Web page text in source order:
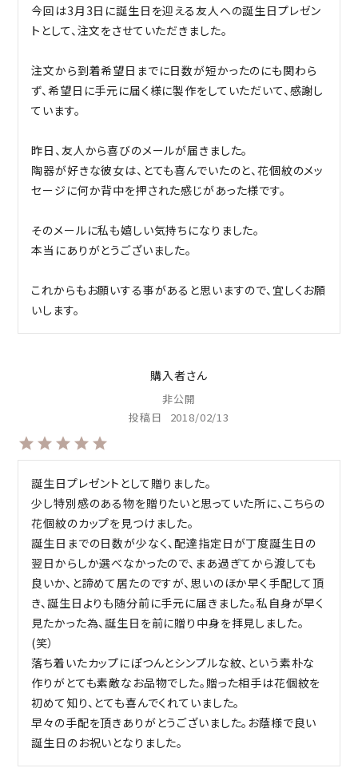
今回は3月3日に誕生日を迎える友人への誕生日プレゼン
トとして、注文をさせていただきました。
注文から到着希望日までに日数が短かったのにも関わら
ず、希望日に手元に届く様に製作をしていただいて、感謝し
ています。
昨日、友人から喜びのメールが届きました。
陶器が好きな彼女は、とても喜んでいたのと、花個紋のメッ
セージに何か背中を押された感じがあった様です。
そのメールに私も嬉しい気持ちになりました。
本当にありがとうございました。
これからもお願いする事があると思いますので、宜しくお願
購入者
非公開
投稿日
2018/02/13
誕生日プレゼントとして贈りました。
少し特別感のある物を贈りたいと思っていた所に、こちらの
花個紋のカップを見つけました。
誕生日までの日数が少なく、配達指定日が丁度誕生日の
翌日からしか選べなかったので、まあ過ぎてから渡しても
良いか、と諦めて居たのですが、思いのほか早く手配して頂
き、誕生日よりも随分前に手元に届きました。私自身が早く
見たかった為、誕生日を前に贈り中身を拝見しました。
(笑）
落ち着いたカップにぽつんとシンプルな紋、という素朴な
作りがとても素敵なお品物でした。贈った相手は花個紋を
初めて知り、とても喜んでくれていました。
早々の手配を頂きありがとうございました。お蔭様で良い